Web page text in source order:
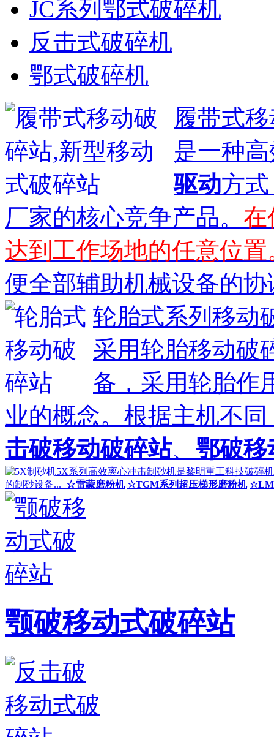
JC系列鄂式破碎机
反击式破碎机
鄂式破碎机
履带式
是一种
驱动方
厂家的核心竞争产品。 在
达到工作场地的任意位置
便全部辅助机械设备的协
轮胎式系列移动
采用轮胎移动破
备，采用轮胎作
业的概念。根据主机不同
击破移动破碎站、 鄂破
5X系列高效离心冲击制砂机是黎明重工科技破碎
的制砂设备... ☆雷蒙磨粉机 ☆TGM系列超压梯形磨粉机 ☆LM
颚破移动式破碎站